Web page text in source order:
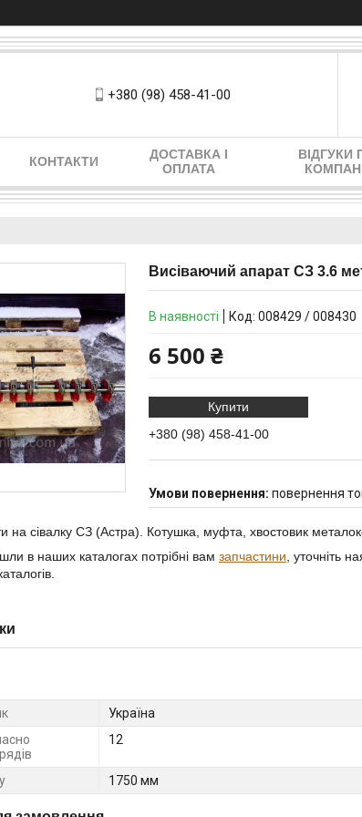
+380 (98) 458-41-00
КОНТАКТИ
ДОСТАВКА І
ОПЛАТА
ВІДГУКИ
Висіваючий апарат СЗ 3.6
В наявності Код: 008429 / 008430
6 500 ₴
Купити
+380 (98) 458-41-00
повернення
на сівалку СЗ (Астра). Котушка, муфта, хвостовик
в наших каталогах потрібні вам запчастини , уточніть
Україна
12
1750 мм